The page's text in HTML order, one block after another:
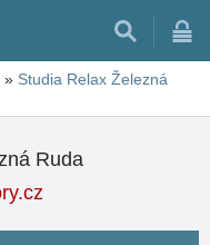
» Studia Relax Železná
Ruda